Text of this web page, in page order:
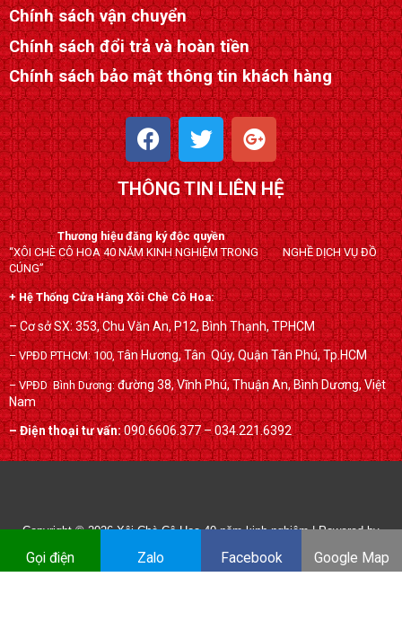
Chính sách vận chuyển
Chính sách đổi trả và hoàn tiền
Chính sách bảo mật thông tin khách hàng
F
a
c
e
b
o
o
k
T
w
i
t
t
e
r
G
o
o
g
l
e
-
p
l
u
s
THÔNG TIN LIÊN HỆ
Thương hiệu đăng ký độc quyền
“XÔI CHÈ CÔ HOA 40 NĂM KINH NGHIỆM TRONG NGHỀ DỊCH VỤ ĐỒ
CÚNG”
+ Hệ Thống Cửa Hàng Xôi Chè Cô Hoa:
– Cơ sở SX: 353, Chu Văn An, P12, Bình Thạnh, TPHCM
– VPĐD PTHCM: 100, Tân Hương, Tân Qúy,Quận Tân Phú, Tp.HCM
– VPĐD Bình Dương:đường 38, Vĩnh Phú, Thuận An, Bình Dương, Việt
Nam
– Điện thoại tư vấn:090.6606.377 – 034.221.6392
Copyright © 2026Xôi Chè Cô Hoa 40 năm kinh nghiệm| Powered by
xoichecohoa.com
Gọi điện Zalo Facebook Google Map